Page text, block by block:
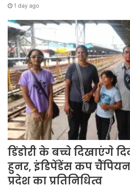
1 day ago
डिंडोरी के बच्चे दिखाएंगे
हुनर, इंडिपेंडेंस कप
प्रदेश का प्रतिनिधित्व